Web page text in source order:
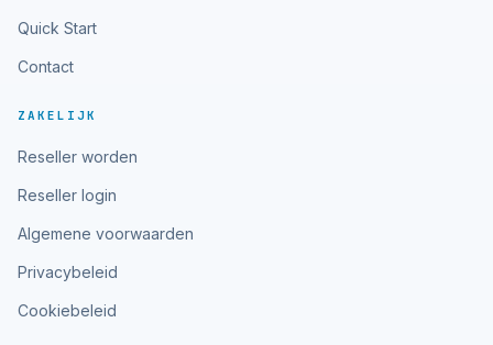
Quick Start
Contact
ZAKELIJK
Reseller worden
Reseller login
Algemene voorwaarden
Privacybeleid
Cookiebeleid